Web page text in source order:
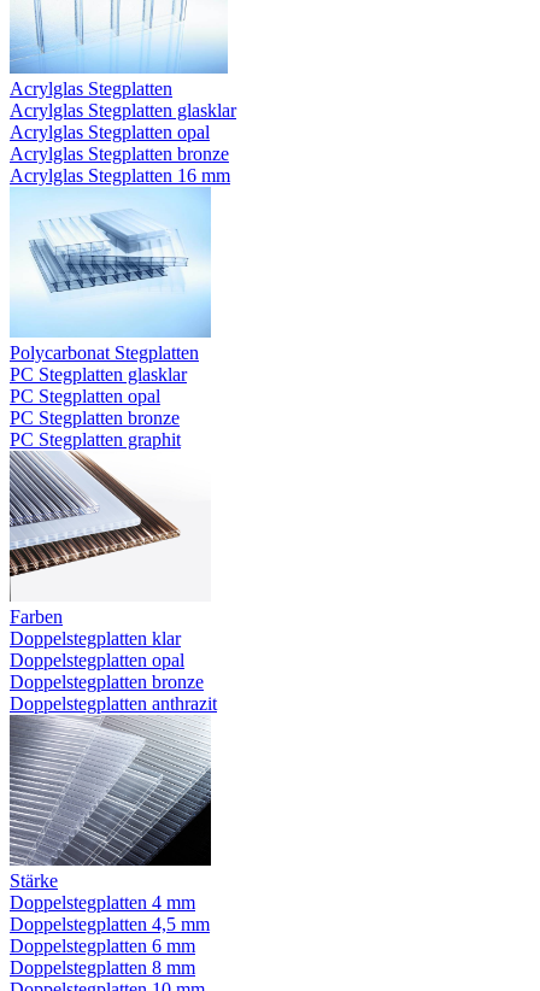
Acrylglas Stegplatten
Acrylglas Stegplatten glasklar
Acrylglas Stegplatten opal
Acrylglas Stegplatten bronze
Acrylglas Stegplatten 16 mm
Polycarbonat Stegplatten
PC Stegplatten glasklar
PC Stegplatten opal
PC Stegplatten bronze
PC Stegplatten graphit
Farben
Doppelstegplatten klar
Doppelstegplatten opal
Doppelstegplatten bronze
Doppelstegplatten anthrazit
Stärke
Doppelstegplatten 4 mm
Doppelstegplatten 4,5 mm
Doppelstegplatten 6 mm
Doppelstegplatten 8 mm